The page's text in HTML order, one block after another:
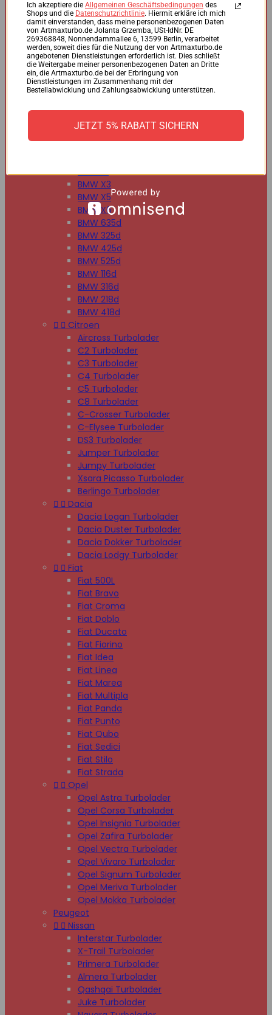
BMW 125d
BMW 220d
BMW 225d
BMW 318d
BMW 320d
BMW 330d
BMW 335d
BMW 518d
BMW 520d
BMW 530d
BMW X1
BMW X3
BMW X5
BMW X6
BMW 635d
BMW 325d
BMW 425d
BMW 525d
BMW 116d
BMW 316d
BMW 218d
BMW 418d
  Citroen
Aircross Turbolader
C2 Turbolader
C3 Turbolader
C4 Turbolader
C5 Turbolader
C8 Turbolader
C-Crosser Turbolader
C-Elysee Turbolader
DS3 Turbolader
Jumper Turbolader
Jumpy Turbolader
Xsara Picasso Turbolader
Berlingo Turbolader
  Dacia
Dacia Logan Turbolader
Dacia Duster Turbolader
Dacia Dokker Turbolader
Dacia Lodgy Turbolader
  Fiat
Fiat 500L
Fiat Bravo
Fiat Croma
Fiat Doblo
Fiat Ducato
Fiat Fiorino
Fiat Idea
Fiat Linea
Fiat Marea
Fiat Multipla
Fiat Panda
Fiat Punto
Fiat Qubo
Fiat Sedici
Fiat Stilo
Fiat Strada
  Opel
Opel Astra Turbolader
Opel Corsa Turbolader
Opel Insignia Turbolader
Opel Zafira Turbolader
Opel Vectra Turbolader
Opel Vivaro Turbolader
Opel Signum Turbolader
Opel Meriva Turbolader
Opel Mokka Turbolader
Peugeot
  Nissan
Interstar Turbolader
X-Trail Turbolader
Primera Turbolader
Almera Turbolader
Qashqai Turbolader
Juke Turbolader
Ich akzeptiere die Allgemeinen Geschäftsbedingungen des
Shops und die Datenschutzrichtlinie. Hiermit erkläre ich mich
damit einverstanden, dass meine personenbezogenen Daten
von Artmaxturbo.de Jolanta Grzemba, USt-IdNr. DE
269368848, Nonnendammallee 6, 13599 Berlin, verarbeitet
werden, soweit dies für die Nutzung der von Artmaxturbo.de
angebotenen Dienstleistungen erforderlich ist. Dies schließt
die Weitergabe meiner personenbezogenen Daten an Dritte
ein, die Artmaxturbo.de bei der Erbringung von
Dienstleistungen im Zusammenhang mit der
Bestellabwicklung und Zahlungsabwicklung unterstützen.
JETZT 5% RABATT SICHERN